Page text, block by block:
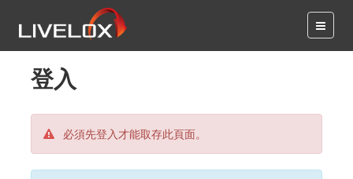
登入
必須先登入才能取存此頁面。